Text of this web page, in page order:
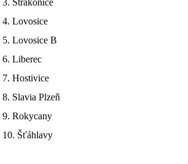
3. Strakonice
4. Lovosice
5. Lovosice B
6. Liberec
7. Hostivice
8. Slavia Plzeň
9. Rokycany
10. Šťáhlavy